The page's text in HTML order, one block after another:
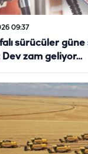
09:37
sürücüler
Dev zam geliyor…